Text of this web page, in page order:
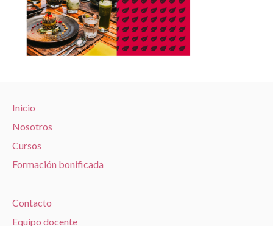
Inicio
Nosotros
Cursos
Formación bonificada
Contacto
Equipo docente